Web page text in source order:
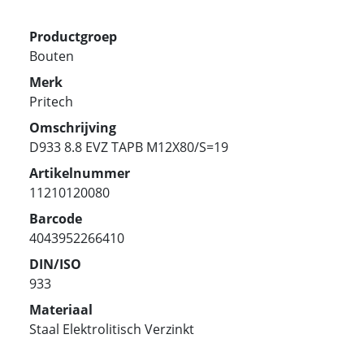
Productgroep
Bouten
Merk
Pritech
Omschrijving
D933 8.8 EVZ TAPB M12X80/S=19
Artikelnummer
11210120080
Barcode
4043952266410
DIN/ISO
933
Materiaal
Staal Elektrolitisch Verzinkt